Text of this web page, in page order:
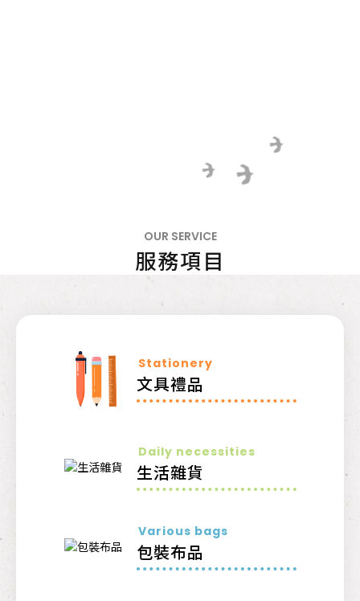
OUR SERVICE
服務項目
Stationery
文具禮品
Daily necessities
生活雜貨
Various bags
包裝布品